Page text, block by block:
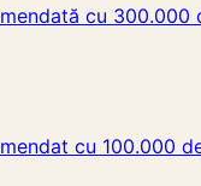
cu
cu 100.000